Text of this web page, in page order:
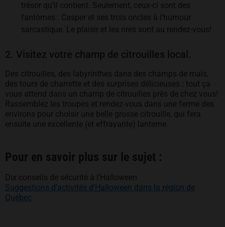
trésor qu’il contient. Seulement, ceux-ci sont des
fantômes : Casper et ses trois oncles à l’humour
sarcastique. Le plaisir et les rires sont au rendez-vous!
2. Visitez votre champ de citrouilles local.
Des citrouilles, des labyrinthes dans des champs de maïs,
des tours de charrette et des surprises délicieuses : tout ça
vous attend dans un champ de citrouilles près de chez vous!
Rassemblez les troupes et rendez-vous dans une ferme des
environs pour choisir une belle grosse citrouille, qui fera
ensuite une excellente (et effrayante) lanterne.
Pour en savoir plus sur le sujet :
Dix conseils de sécurité à l'Halloween
Suggestions d'activités d'Halloween dans la région de
Québec